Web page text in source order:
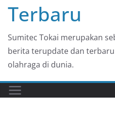
Terbaru
Sumitec Tokai merupakan
berita terupdate dan
olahraga di dunia.